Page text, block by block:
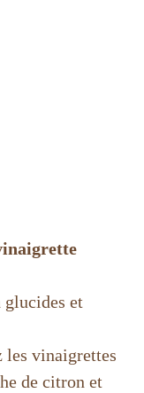
et
les vinaigrettes
de citron et